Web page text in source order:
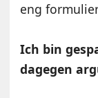
eng
Ich bin
dagegen